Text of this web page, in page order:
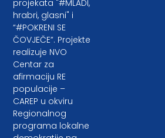
projekata "#MLADI,
hrabri, glasni" i
“#POKRENI SE
ČOVJEČE”. Projekte
realizuje NVO
Centar za
afirmaciju RE
populacije –
CAREP u okviru
Regionalnog
programa lokalne